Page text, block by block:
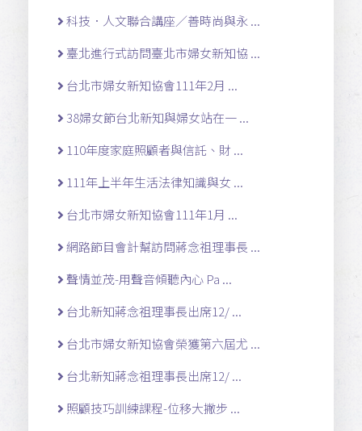
科技．人文聯合講座／善時尚與永 ...
臺北進行式訪問臺北市婦女新知協 ...
台北市婦女新知協會111年2月 ...
38婦女節台北新知與婦女站在一 ...
110年度家庭照顧者與信託、財 ...
111年上半年生活法律知識與女 ...
台北市婦女新知協會111年1月 ...
網路節目會計幫訪問蔣念祖理事長 ...
聲情並茂-用聲音傾聽內心 Pa ...
台北新知蔣念祖理事長出席12/ ...
台北市婦女新知協會榮獲第六屆尤 ...
台北新知蔣念祖理事長出席12/ ...
照顧技巧訓練課程-位移大撇步 ...